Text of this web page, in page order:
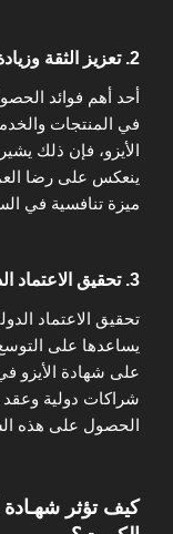
2. تعزيز الثقة وزيادة رضا العملاء
أحد أهم فوائد
في المنتجات
الأيزو، فإن ذلك
ينعكس على رضا
ميزة تنافسية في
3. تحقيق الاعتماد الدولي وتوسيع نطاق الأعمال
تحقيق الاعتماد
يساعدها على
على شهادة الأيزو
شراكات دولية
الحصول على هذه
كيف تؤثر شهـادة